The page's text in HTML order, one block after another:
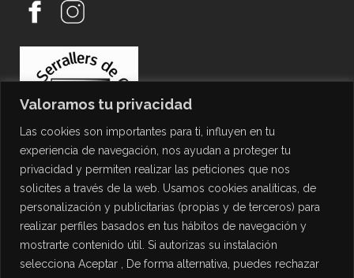
Valoramos tu privacidad
Las cookies son importantes para ti, influyen en tu
experiencia de navegación, nos ayudan a proteger tu
privacidad y permiten realizar las peticiones que nos
solicites a través de la web. Usamos cookies analíticas, de
personalización y publicitarias (propias y de terceros) para
realizar perfiles basados en tus hábitos de navegación y
mostrarte contenido útil. Si autorizas su instalación
selecciona Aceptar , De forma alternativa, puedes rechazar
PROTECCIÓN DE DATOS
Política de Privacidad
Política de Cookies